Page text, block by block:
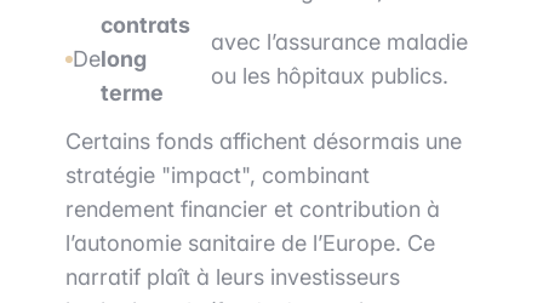
De
contrats
long
terme
avec l’assurance maladie
ou les hôpitaux publics.
Certains fonds affichent désormais une
stratégie "impact", combinant
rendement financier et contribution à
l’autonomie sanitaire de l’Europe. Ce
narratif plaît à leurs investisseurs